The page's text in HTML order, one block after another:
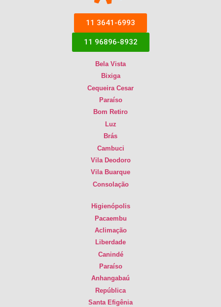
11 3641-6993
11 96896-8932
Bela Vista
Bixiga
Cequeira Cesar
Paraíso
Bom Retiro
Luz
Brás
Cambuci
Vila Deodoro
Vila Buarque
Consolação
Higienópolis
Pacaembu
Aclimação
Liberdade
Canindé
Paraíso
Anhangabaú
República
Santa Efigênia